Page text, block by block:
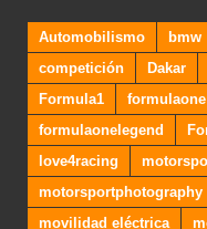
Automobilismo bmw
competición
Dakar
Formula1
formulaone
formulaonelegend
love4racing
motorsportphotography
movilidad eléctrica